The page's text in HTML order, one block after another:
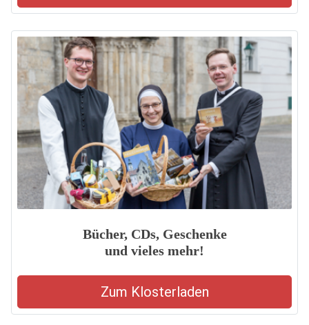
Bücher, CDs, Geschenke
und vieles mehr!
Zum Klosterladen